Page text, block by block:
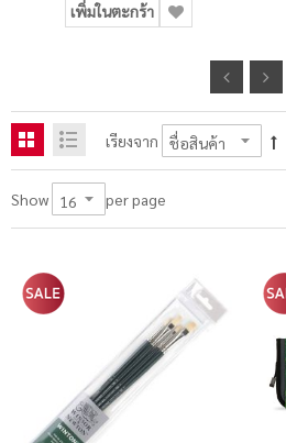
เพิ่มในตะกร้า
เรียงจาก
Show per page